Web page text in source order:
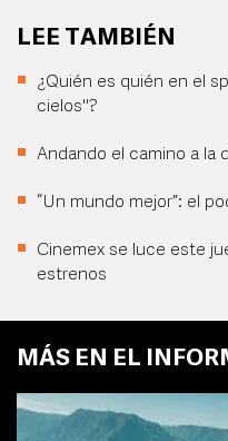
LEE TAMBIÉN
¿Quién es quién en el
cielos"?
Andando el camino a la
“Un mundo mejor”: el
Cinemex se luce este
estrenos
MÁS EN EL